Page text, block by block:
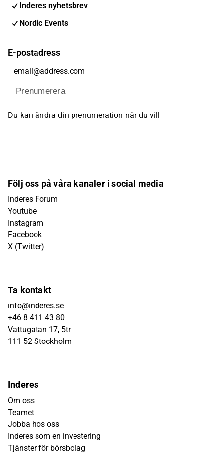
Inderes nyhetsbrev
Nordic Events
E-postadress
Prenumerera
Du kan ändra din prenumeration när du vill
Följ oss på våra kanaler i social media
Inderes Forum
Youtube
Instagram
Facebook
X (Twitter)
Ta kontakt
info@inderes.se
+46 8 411 43 80
Vattugatan 17, 5tr
111 52 Stockholm
Inderes
Om oss
Teamet
Jobba hos oss
Inderes som en investering
Tjänster för börsbolag